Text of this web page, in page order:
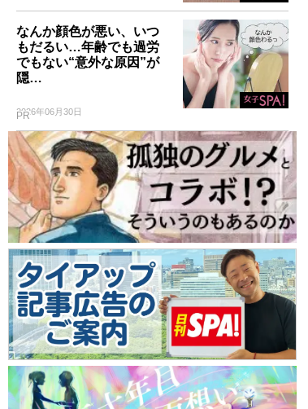
なんか顔色が悪い、いつ
もだるい…年齢でも過労
でもない“意外な原因”が
隠…
2026年06月30日
PR